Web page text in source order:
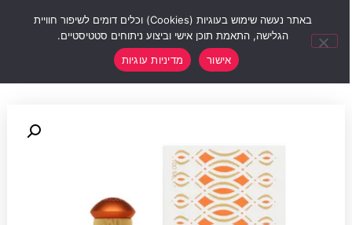
באתר נעשה שימוש בעוגיות (Cookies) וכלים דומים לשיפור חוויית
הגלישה, התאמת תוכן אישי וביצוע ניתוחים סטטיסטיים.
אישור
מדיניות עוגיות